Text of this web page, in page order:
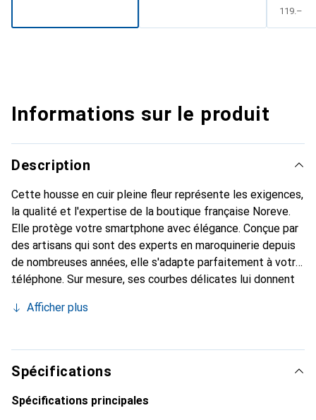
CHF
119.–
Informations sur le produit
Description
Cette housse en cuir pleine fleur représente les exigences,
la qualité et l'expertise de la boutique française Noreve.
Elle protège votre smartphone avec élégance. Conçue par
des artisans qui sont des experts en maroquinerie depuis
de nombreuses années, elle s'adapte parfaitement à votre
téléphone. Sur mesure, ses courbes délicates lui donnent
chic et essentiel de votre smartphone. Reconnaître
marque Noreve est un choix sûr pour une clientèle
exigeante.
Afficher plus
Spécifications
Spécifications principales